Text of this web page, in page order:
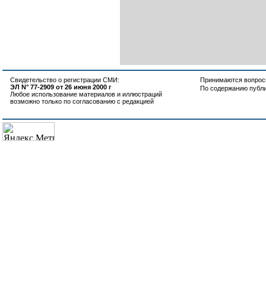
Свидетельство о регистрации СМИ:
ЭЛ N° 77-2909 от 26 июня 2000 г
Любое использование материалов и иллюстраций
возможно только по согласованию с редакцией
Принимаются
По содержанию